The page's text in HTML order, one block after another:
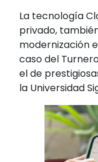
La tecnología
privado,
modernización
caso del
el de
la Universidad